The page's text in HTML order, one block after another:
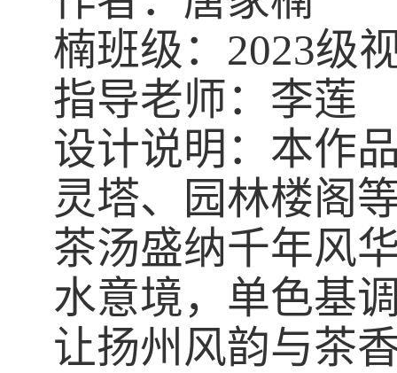
楠班级： 2023级
指导老师：李莲
设计说明：本作
灵塔、园林楼阁
茶汤盛纳千年风
水意境，单色基
让扬州风韵与茶